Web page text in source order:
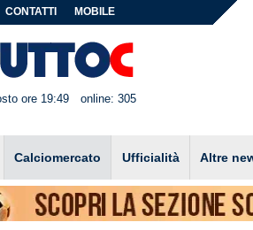
CONTATTI MOBILE
ore 19:49 online: 305
Calciomercato Ufficialità Altre